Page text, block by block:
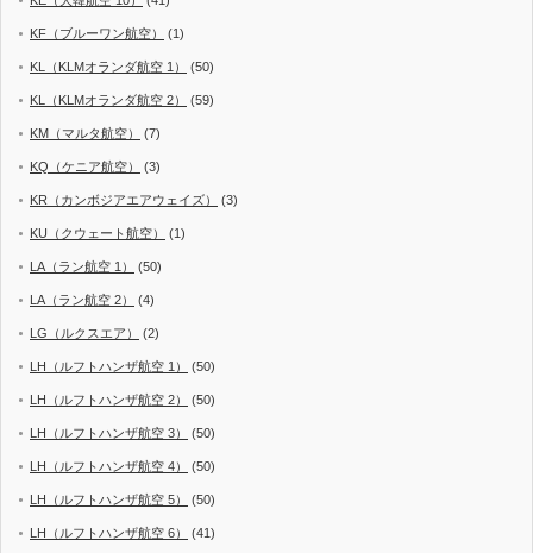
KF（ブルーワン航空） (1)
KL（KLMオランダ航空 1） (50)
KL（KLMオランダ航空 2） (59)
KM（マルタ航空） (7)
KQ（ケニア航空） (3)
KR（カンボジアエアウェイズ） (3)
KU（クウェート航空） (1)
LA（ラン航空 1） (50)
LA（ラン航空 2） (4)
LG（ルクスエア） (2)
LH（ルフトハンザ航空 1） (50)
LH（ルフトハンザ航空 2） (50)
LH（ルフトハンザ航空 3） (50)
LH（ルフトハンザ航空 4） (50)
LH（ルフトハンザ航空 5） (50)
LH（ルフトハンザ航空 6） (41)